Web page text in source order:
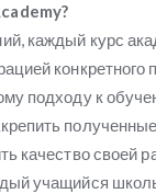
каждый курс
конкретного
подходу к
качество своей
учащийся